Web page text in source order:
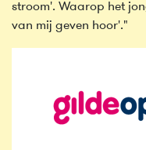
stroom'. Waarop het
van mij geven hoor'."